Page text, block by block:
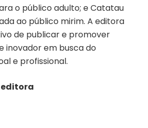
o público adulto; e Catatau
ao público mirim. A editora
de publicar e promover
inovador em busca do
e profissional.
editora